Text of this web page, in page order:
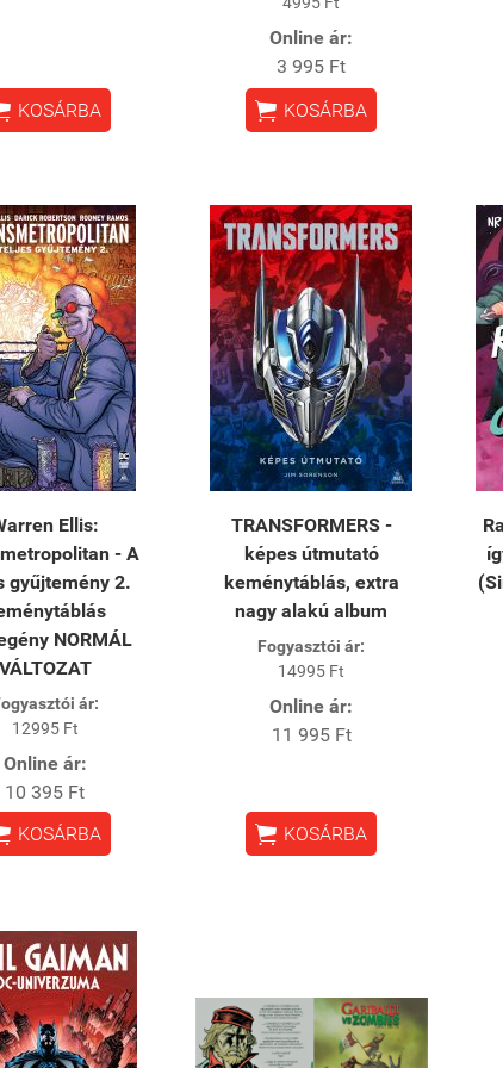
KOSÁRBA
Online ár:
3 995 Ft
 KOSÁRBA
Ellis:
- A
gyűjtemény 2.
NORMÁL
ár:
12995 Ft
Online ár:
10 395 Ft
KOSÁRBA
TRANSFORMERS -
képes útmutató
keménytáblás, extra
nagy alakú album
Fogyasztói ár:
14995 Ft
Online ár:
11 995 Ft
 KOSÁRBA